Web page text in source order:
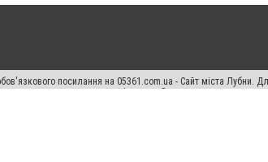
посилання на 05361.com.ua - Сайт міста Лубни.
виняткових прав переслідується Законом.